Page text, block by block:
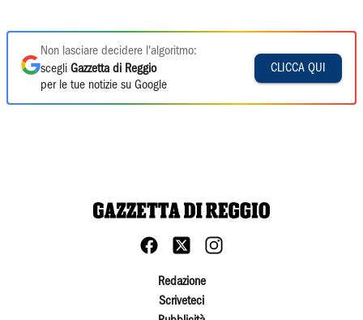
Non lasciare decidere l'algoritmo:
scegli Gazzetta di Reggio
per le tue notizie su Google
CLICCA QUI
Redazione
Scriveteci